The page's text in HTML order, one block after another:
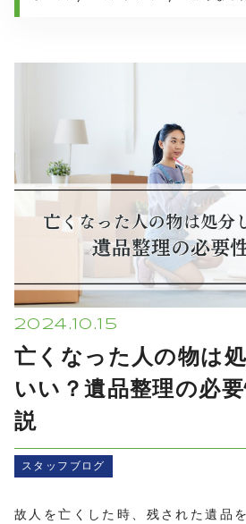
2024.10.15
亡くなった人の物は
いい？遺品整理の必
説
スタッフブログ
故人を亡くした時、残された遺品